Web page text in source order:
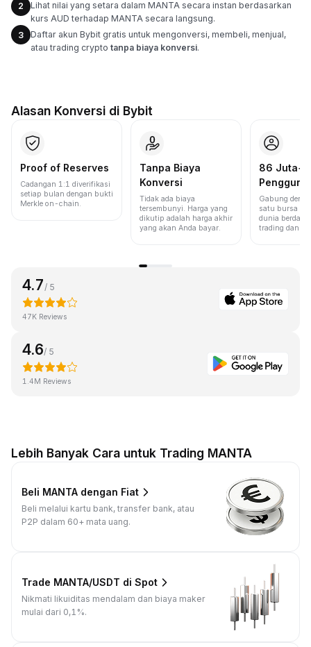
2
Lihat nilai yang setara dalam MANTA secara instan berdasarkan
kurs AUD terhadap MANTA secara langsung.
3
Daftar akun Bybit gratis untuk mengonversi, membeli, menjual,
atau trading crypto tanpa biaya konversi.
Alasan Konversi di Bybit
Proof of Reserves
Cadangan 1:1 diverifikasi
setiap bulan dengan bukti
Merkle on-chain.
Tanpa Biaya
Konversi
Tidak ada biaya
tersembunyi. Harga yang
dikutip adalah harga akhir
yang akan Anda bayar.
86 Juta+
Pengguna
Gabung
satu bursa
dunia
trading dan
4.7 / 5
47K Reviews
4.6/ 5
1.4M Reviews
Lebih Banyak Cara untuk Trading MANTA
Beli MANTA dengan Fiat
Beli melalui kartu bank, transfer bank, atau
P2P dalam 60+ mata uang.
Trade MANTA/USDT di Spot
Nikmati likuiditas mendalam dan biaya maker
mulai dari 0,1%.